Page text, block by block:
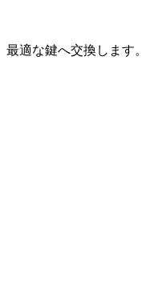
適な鍵へ交換します。